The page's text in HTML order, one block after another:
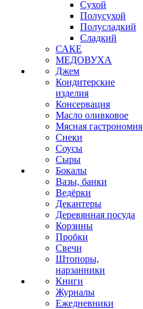
Сухой
Полусухой
Полусладкий
Сладкий
САКЕ
МЕДОВУХА
Джем
Кондитерские
изделия
Консервация
Масло оливковое
Мясная гастрономия
Снеки
Соусы
Сыры
Бокалы
Вазы, банки
Ведёрки
Декантеры
Деревянная посуда
Корзины
Пробки
Свечи
Штопоры,
нарзанники
Книги
Журналы
Ежедневники